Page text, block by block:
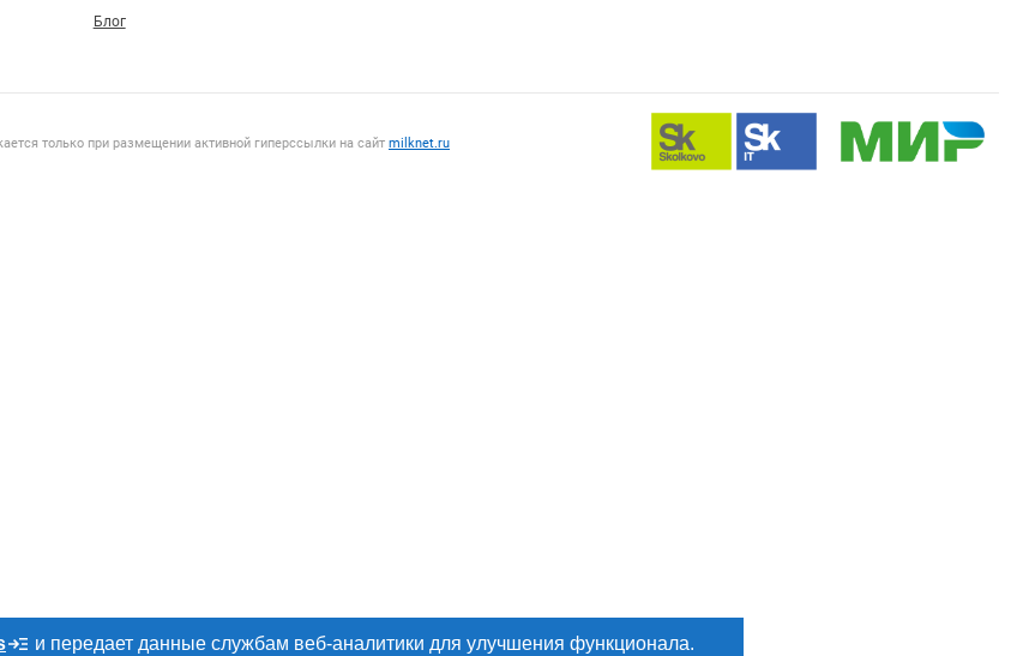
Блог
только при размещении активной гиперссылки на сайт milknet.ru
и передает данные службам веб-аналитики для улучшения функционала.